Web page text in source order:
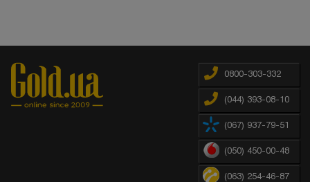
0800-303-332
(044) 393-08-10
(067) 937-79-51
(050) 450-00-48
(063) 254-46-87